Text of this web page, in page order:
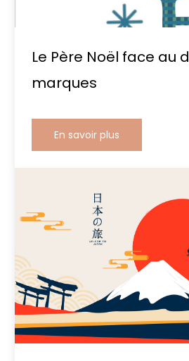
Le Père Noël face au
marques
En savoir plus